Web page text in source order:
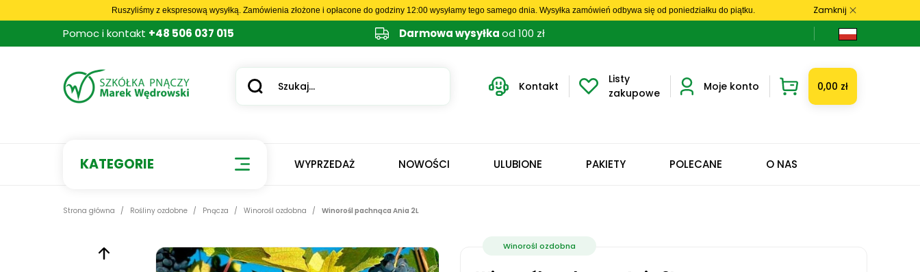
Ruszyliśmy z ekspresową wysyłką. Zamówienia złożone i opłacone do godziny 12:00 wysyłamy tego samego dnia. Wysyłka zamówień odbywa się od poniedziałku do piątku. Zamknij
Pomoc i kontakt +48 506 037 015 Darmowa wysyłkaod 100 zł
Kontakt
Listy
zakupowe
Moje konto 0,00 zł
KATEGORIE WYPRZEDAŻ NOWOŚCI ULUBIONE PAKIETY POLECANE O NAS
Strona główna Rośliny ozdobne Pnącza Winorośl ozdobna Winorośl pachnąca Ania 2L
Winorośl ozdobna